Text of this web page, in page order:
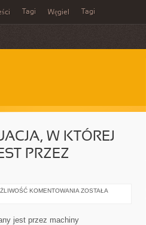
Tagi Węgiel Tagi
W KTÓREJ
PRZEZ
KOMENTOWANIA NIE
ZOSTAŁA
jest przez machiny